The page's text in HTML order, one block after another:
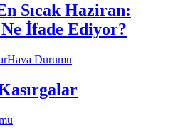
Sıcak Haziran:
İfade Ediyor?
Hava Durumu